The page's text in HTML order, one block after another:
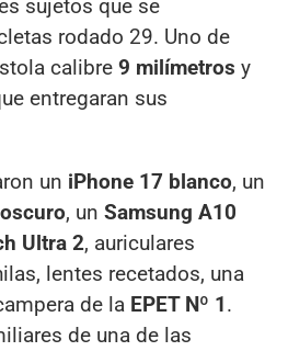
sujetos que se
rodado 29. Uno de
calibre 9 milímetros y
entregaran sus
un iPhone 17 blanco, un
, un Samsung A10
Ultra 2, auriculares
lentes recetados, una
de la EPET Nº 1.
de una de las